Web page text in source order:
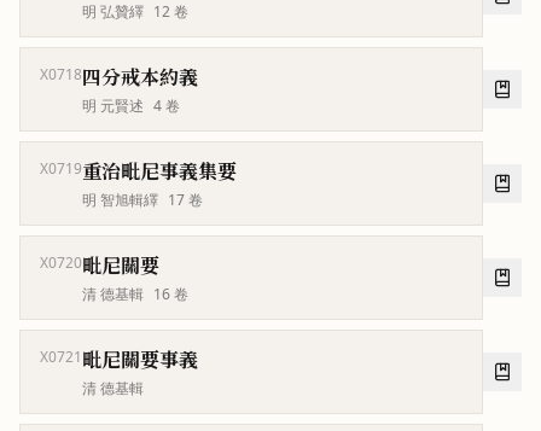
明 弘贊繹 12卷
X0718四分戒本約義
明 元賢述 4卷
X0719重治毗尼事義集要
明 智旭輯繹 17卷
X0720毗尼關要
清 德基輯 16卷
X0721毗尼關要事義
清 德基輯